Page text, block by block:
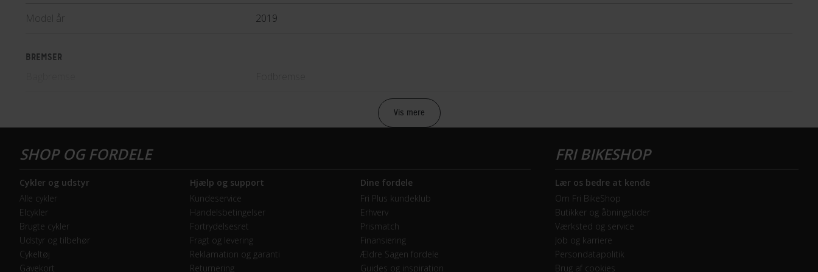
Model år 2019
BREMSER
Samlet antal gear
Skiftegreb
HJUL & DÆK
Vis mere
Cykler og udstyr
Alle cykler
Elcykler
Brugte cykler
Udstyr og tilbehør
Cykeltøj
Gavekort
Hjælp og support
Kundeservice
Handelsbetingelser
Fortrydelsesret
Fragt og levering
Reklamation og garanti
Returnering
Dine fordele
Fri Plus kundeklub
Erhverv
Prismatch
Finansiering
Ældre Sagen fordele
Guides og inspiration
Lær os bedre at kende
Om Fri BikeShop
Butikker og åbningstider
Værksted og service
Job og karriere
Persondatapolitik
Brug af cookies